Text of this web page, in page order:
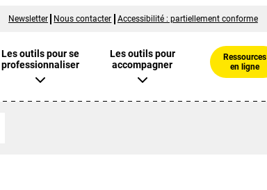
Newsletter Nous contacter Accessibilité : partiellement conforme
Les outils pour se
professionnaliser
Les outils pour
accompagner
Ressources
en ligne